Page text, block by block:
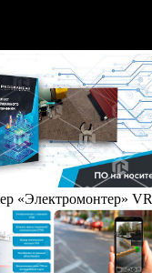
«Электромонтер» VR